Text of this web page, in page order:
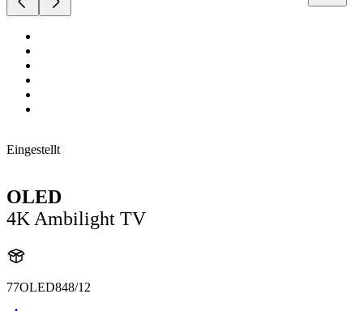
Eingestellt
OLED
4K Ambilight TV
77OLED848/12